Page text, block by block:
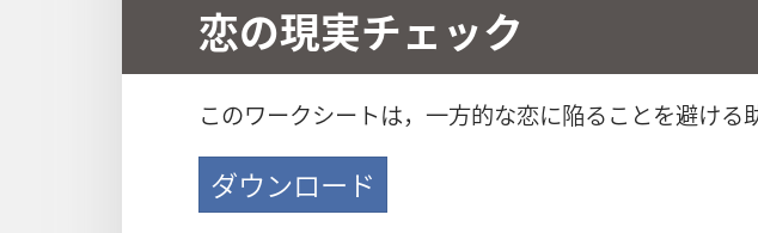
恋の現実チェック
このワークシートは，一方的な恋に陥ることを避ける
ダウンロード